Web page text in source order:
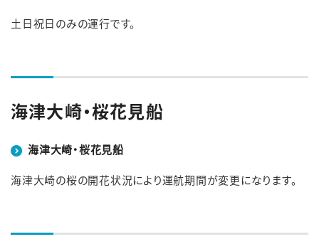
土日祝日のみの運行です。
海津大崎・桜花見船
海津大崎・桜花見船
海津大崎の桜の開花状況により運航期間が変更になります。